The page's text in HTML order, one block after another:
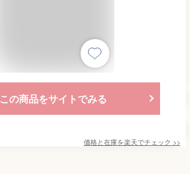
この商品をサイトでみる
価格と在庫を楽天でチェック >>